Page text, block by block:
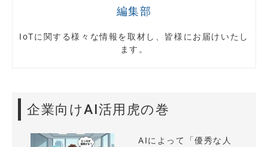
編集部
IoTに関する様々な情報を取材し、皆様にお届けいたし
ます。
企業向けAI活用虎の巻
AIによって「優秀な人